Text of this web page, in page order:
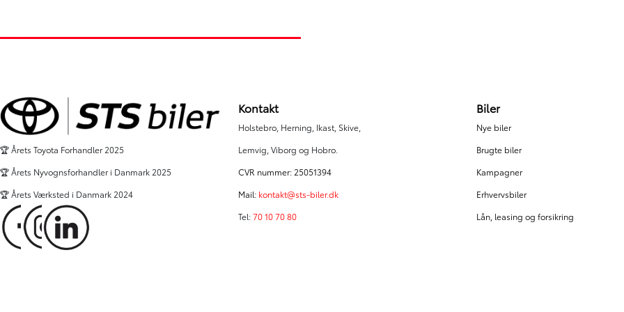
El
El
🏆 Årets Toyota Forhandler 2025
🏆 Årets Nyvognsforhandler i Danmark 2025
🏆 Årets Værksted i Danmark 2024
Kontakt
Holstebro, Herning, Ikast, Skive,
Lemvig, Viborg og Hobro.
CVR nummer: 25051394
Mail: kontakt@sts-biler.dk
Tel:70 10 70 80
Biler
Nye biler
Brugte biler
Kampagner
Erhvervsbiler
Lån, leasing og forsikring